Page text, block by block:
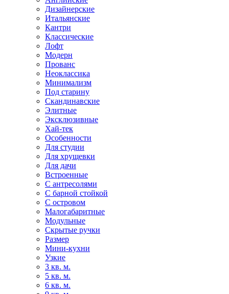
Дизайнерские
Итальянские
Кантри
Классические
Лофт
Модерн
Прованс
Неоклассика
Минимализм
Под старину
Скандинавские
Элитные
Эксклюзивные
Хай-тек
Особенности
Для студии
Для хрущевки
Для дачи
Встроенные
С антресолями
С барной стойкой
С островом
Малогабаритные
Модульные
Скрытые ручки
Размер
Мини-кухни
Узкие
3 кв. м.
5 кв. м.
6 кв. м.